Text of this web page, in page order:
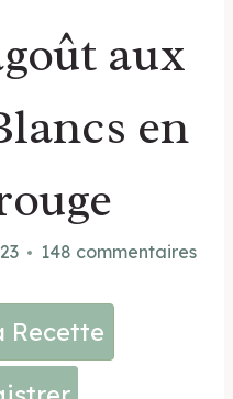
aux
en
148 commentaires
Recette